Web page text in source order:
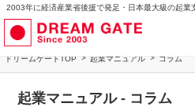
2003年に経済産業省後援で発足・日本最大級の起業
ドリームゲートTOP 起業マニュアル コラム
起業マニュアル - コラム